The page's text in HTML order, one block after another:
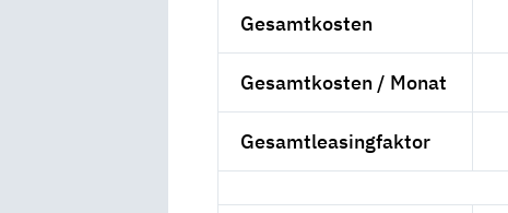
Gesamtkosten
Gesamtkosten / Monat
Gesamtleasingfaktor